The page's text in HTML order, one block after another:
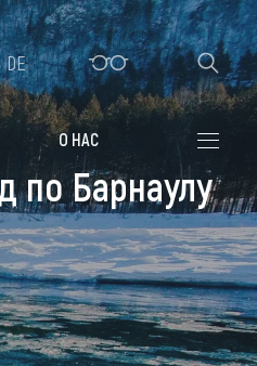
зимовка
отели
базы
О НАС
DE
по Барнаулу